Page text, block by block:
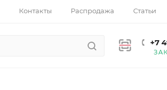
Контакты Распродажа Статьи
+7